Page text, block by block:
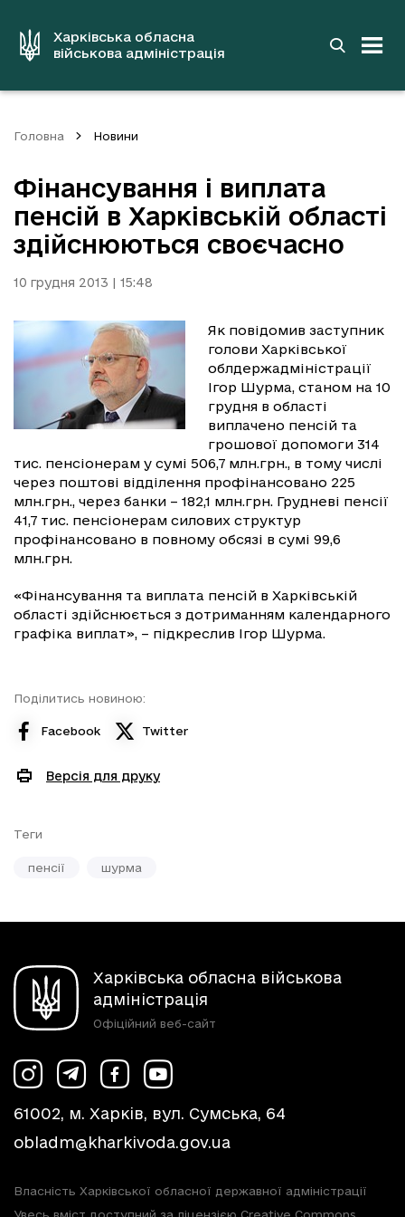
вмістуХарківська обласна
військова адміністрація
Головна Новини
Фінансування і виплата
пенсій в Харківській області
здійснюються своєчасно
10 грудня 2013 | 15:48
Як повідомив заступник
голови Харківської
облдержадміністрації
Ігор Шурма, станом на 10
грудня в області
виплачено пенсій та
грошової допомоги 314
тис. пенсіонерам у сумі 506,7 млн.грн., в тому числі
через поштові відділення профінансовано 225
млн.грн., через банки – 182,1 млн.грн. Грудневі пенсії
41,7 тис. пенсіонерам силових структур
профінансовано в повному обсязі в сумі 99,6
млн.грн.
«Фінансування та виплата пенсій в Харківській
області здійснюється з дотриманням календарного
графіка виплат», – підкреслив Ігор Шурма.
Поділитись новиною:
Facebook Twitter
Версія для друку
Теги
пенсії шурма
Харківська обласна військова
адміністрація
Офіційний веб-сайт
61002, м. Харків, вул. Сумська, 64
obladm@kharkivoda.gov.ua
Власність Харківської обласної державної адміністрації
Увесь вміст доступний за ліцензією Creative Commons